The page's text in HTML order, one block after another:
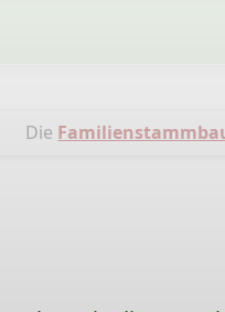
Die